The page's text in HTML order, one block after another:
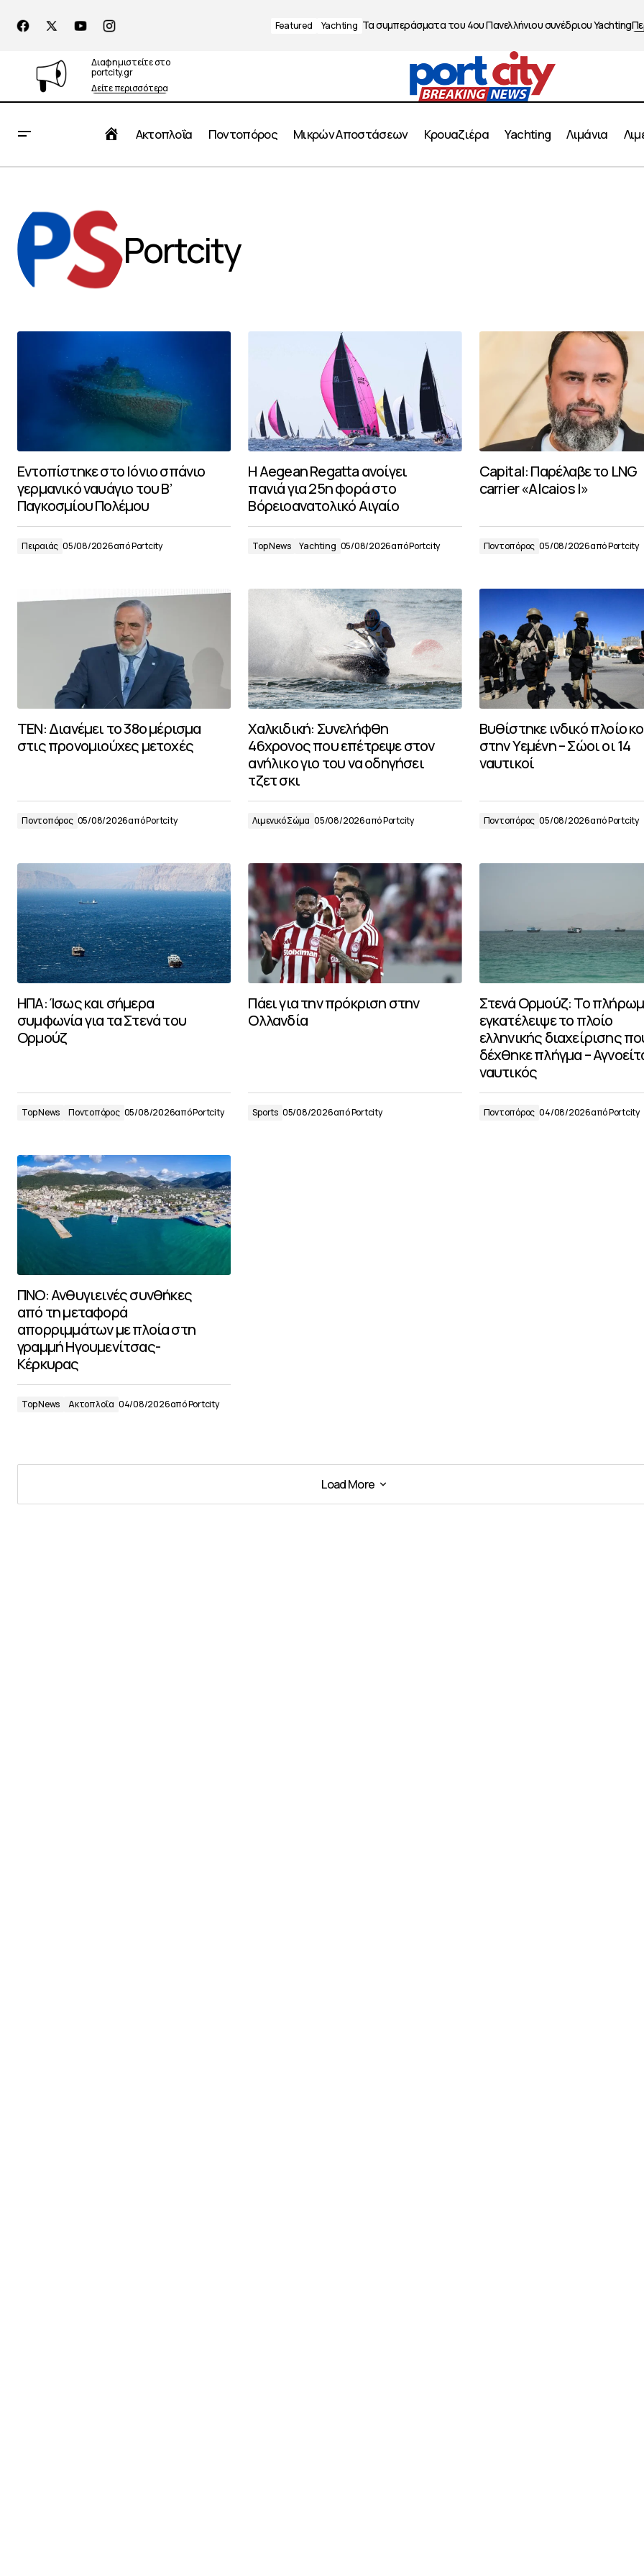
Featured Yachting Τα συμπεράσματα του 4ου Πανελλήνιου συνέδριου Yachting
Διαφημιστείτε στο
portcity.gr
Δείτε περισσότερα
Αρχική
Ακτοπλοΐα Ποντοπόρος Μικρών Αποστάσεων Κρουαζιέρα Yachting Λιμάνια
Portcity
Εντοπίστηκε στο Ιόνιο σπάνιο
γερμανικό ναυάγιο του Β’
Παγκοσμίου Πολέμου
Πειραιάς 05/08/2026απόPortcity
Η Aegean Regatta ανοίγει
πανιά για 25η φορά στο
Βόρειοανατολικό Αιγαίο
Top News Yachting 05/08/2026απόPortcity
Capital: Παρέλαβε το LNG
carrier «Alcaios I»
Ποντοπόρος 05/08/2026απόPortcity
TEN: Διανέμει το 38ο μέρισμα
στις προνομιούχες μετοχές
Ποντοπόρος 05/08/2026απόPortcity
Χαλκιδική: Συνελήφθη
46χρονος που επέτρεψε στον
ανήλικο γιο του να οδηγήσει
τζετ σκι
Λιμενικό Σώμα 05/08/2026απόPortcity
Βυθίστηκε ινδικό πλοίο
στην Υεμένη – Σώοι οι 14
ναυτικοί
Ποντοπόρος 05/08/2026απόPortcity
ΗΠΑ: Ίσως και σήμερα
συμφωνία για τα Στενά του
Ορμούζ
Top News Ποντοπόρος 05/08/2026απόPortcity
Πάει για την πρόκριση στην
Ολλανδία
Sports 05/08/2026απόPortcity
Στενά Ορμούζ: Το
εγκατέλειψε το πλοίο
ελληνικής διαχείρισης
δέχθηκε πλήγμα –
ναυτικός
Ποντοπόρος 04/08/2026απόPortcity
ΠΝΟ: Ανθυγιεινές συνθήκες
από τη μεταφορά
απορριμμάτων με πλοία στη
γραμμή Ηγουμενίτσας-
Κέρκυρας
Top News Ακτοπλοΐα 04/08/2026απόPortcity
Load More
Load More